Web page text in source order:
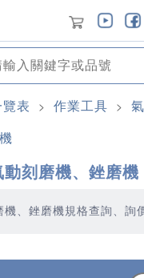
表 > 作業工具 >
動刻磨機、銼磨機
、銼磨機規格查詢、詢
模具產業多年，秉持著優
品